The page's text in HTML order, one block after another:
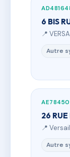
6 BIS
📍
Autre
26 RUE
📍
Autre